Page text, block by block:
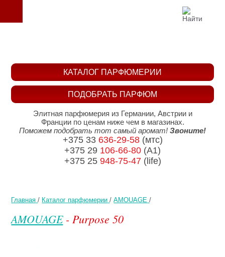
Главная / Каталог парфюмерии /AMOUAGE /
AMOUAGE- Purpose 50
ПОДОБРАТЬ ПАРФЮМ
КАТАЛОГ ПАРФЮМЕРИИ
Элитная парфюмерия из Германии, Австрии и
Франции по ценам ниже чем в магазинах.
Поможем подобрать тот самый аромат! Звоните!
+375 33 636-29-58(мтс)
+375 29 106-66-80 (A1)
+375 25 948-75-47(life)